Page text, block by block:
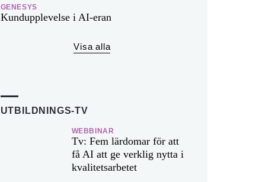
GENESYS
Kundupplevelse i AI-eran
Visa alla
UTBILDNINGS-TV
WEBBINAR
Tv: Fem lärdomar för att
få AI att ge verklig nytta i
kvalitetsarbetet